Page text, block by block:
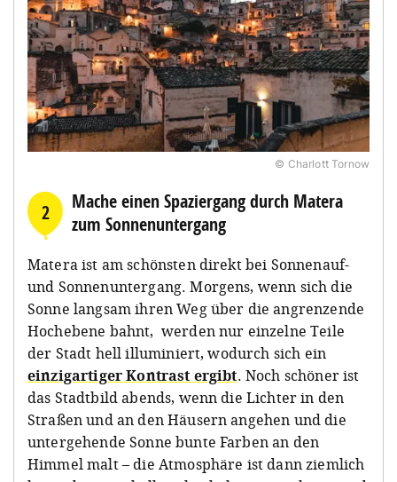
© Charlott Tornow
2
Mache einen Spaziergang durch Matera
zum Sonnenuntergang
Matera ist am schönsten direkt bei Sonnenauf-
und Sonnenuntergang. Morgens, wenn sich die
Sonne langsam ihren Weg über die angrenzende
Hochebene bahnt, werden nur einzelne Teile
der Stadt hell illuminiert, wodurch sich ein
einzigartiger Kontrast ergibt. Noch schöner ist
das Stadtbild abends, wenn die Lichter in den
Straßen und an den Häusern angehen und die
untergehende Sonne bunte Farben an den
Himmel malt – die Atmosphäre ist dann ziemlich